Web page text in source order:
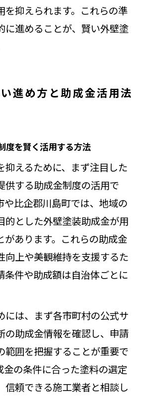
を抑えられます。これらの準
に進めることが、賢い外壁塗
進め方と助成金活用法
度を賢く活用する方法
抑えるために、まず注目した
供する助成金制度の活用で
や比企郡川島町では、地域の
的とした外壁塗装助成金が用
があります。これらの助成金
向上や美観維持を支援するた
条件や助成額は自治体ごとに
には、まず各市町村の公式サ
の助成金情報を確認し、申請
範囲を把握することが重要で
金の条件に合った塗料の選定
信頼できる施工業者と相談し